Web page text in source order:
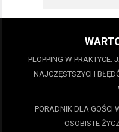
PLOPPING W PRAKTYCE:
NAJCZĘSTSZYCH
PORADNIK DLA GOŚCI
OSOBISTE